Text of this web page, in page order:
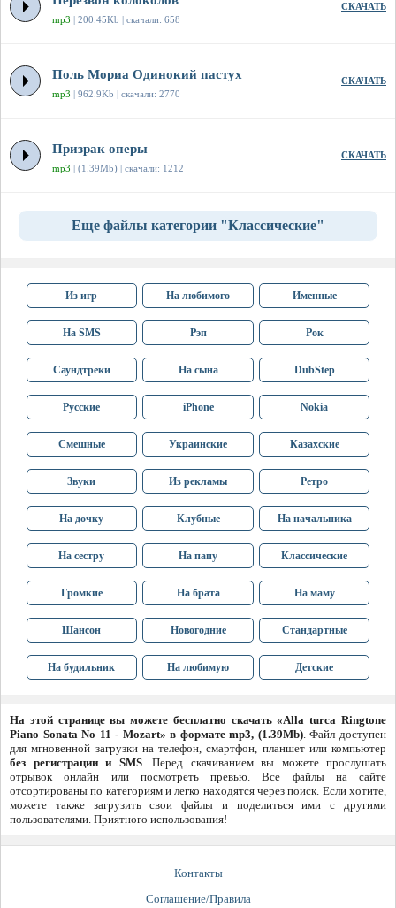
mp3 | 200.45Kb | скачали: 658
СКАЧАТЬ
Поль Мориа Одинокий пастух
mp3 | 962.9Kb | скачали: 2770
СКАЧАТЬ
Призрак оперы
mp3 | (1.39Mb) | скачали: 1212
СКАЧАТЬ
Еще файлы категории "Классические"
Из игр На любимого Именные
На SMS Рэп Рок
Саундтреки На сына DubStep
Русские iPhone Nokia
Смешные Украинские Казахские
Звуки Из рекламы Ретро
На дочку Клубные На начальника
На сестру На папу Классические
Громкие На брата На маму
Шансон Новогодние Стандартные
На будильник На любимую Детские
На этой странице вы можете бесплатно скачать «Alla turca Ringtone
Piano Sonata No 11 - Mozart» в формате mp3, (1.39Mb). Файл доступен
для мгновенной загрузки на телефон, смартфон, планшет или компьютер
без регистрации и SMS. Перед скачиванием вы можете прослушать
отрывок онлайн или посмотреть превью. Все файлы на сайте
отсортированы по категориям и легко находятся через поиск. Если хотите,
можете также загрузить свои файлы и поделиться ими с другими
пользователями. Приятного использования!
Контакты
Соглашение/Правила